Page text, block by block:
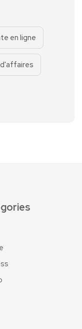
en ligne